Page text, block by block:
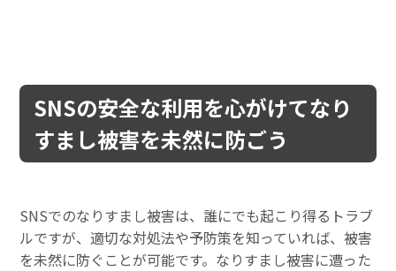
SNSの安全な利用を心がけてなり
すまし被害を未然に防ごう
SNSでのなりすまし被害は、誰にでも起こり得るトラブ
ルですが、適切な対処法や予防策を知っていれば、被害
を未然に防ぐことが可能です。なりすまし被害に遭った